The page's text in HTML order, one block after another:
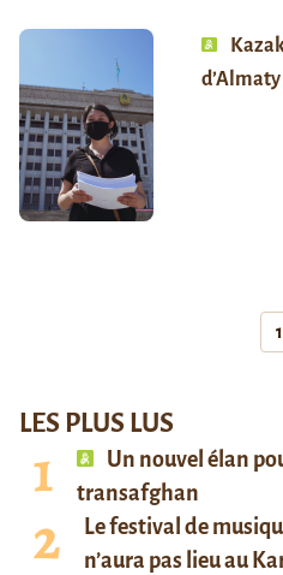
1
LES PLUS LUS
Un nouvel élan
transafghan
Le festival de
n’aura pas lieu au